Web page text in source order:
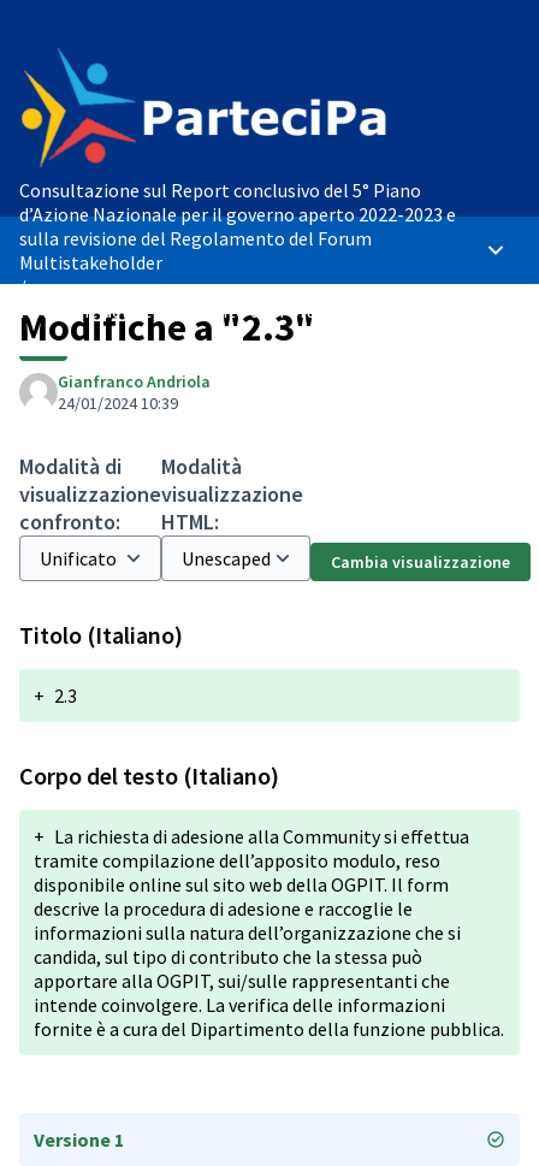
Consultazione sul Report conclusivo del 5° Piano
d’Azione Nazionale per il governo aperto 2022-2023 e
sulla revisione del Regolamento del Forum
Multistakeholder
/
Revisione del Regolamento del Forum Multistakeholder
Modifiche a "2.3"
Gianfranco Andriola
24/01/2024 10:39
Modalità di
visualizzazione
confronto:
Modalità
visualizzazione
HTML:
Cambia visualizzazione
Titolo (Italiano)
+ 2.3
Corpo del testo (Italiano)
+ La richiesta di adesione alla Community si effettua
tramite compilazione dell’apposito modulo, reso
disponibile online sul sito web della OGPIT. Il form
descrive la procedura di adesione e raccoglie le
informazioni sulla natura dell’organizzazione che si
candida, sul tipo di contributo che la stessa può
apportare alla OGPIT, sui/sulle rappresentanti che
intende coinvolgere. La verifica delle informazioni
fornite è a cura del Dipartimento della funzione pubblica.
Versione 1